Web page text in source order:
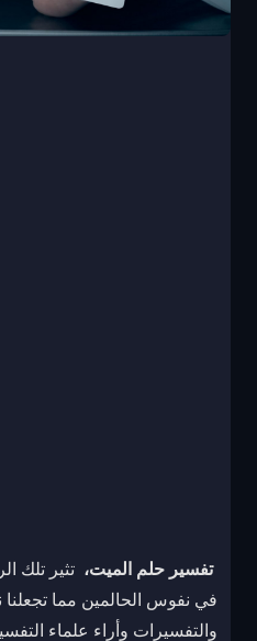
تفسير حلم الميت، تثير تلك
في نفوس الحالمين مما تجعلنا
والتفسيرات وأراء علماء